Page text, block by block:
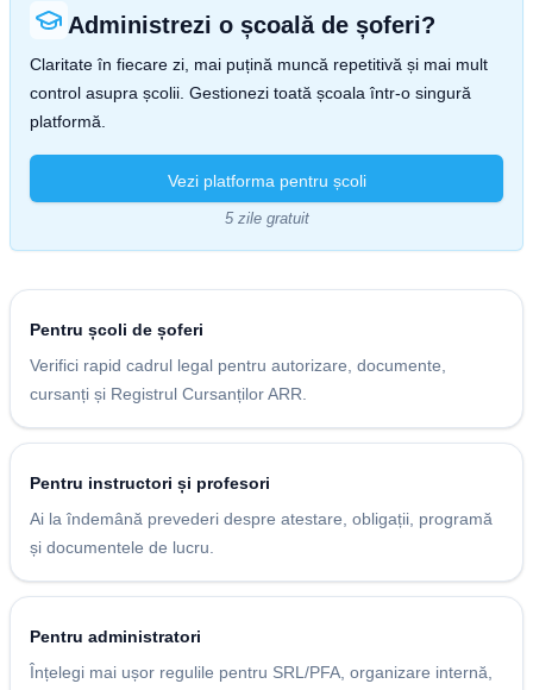
Administrezi o școală de șoferi?
Claritate în fiecare zi, mai puțină muncă repetitivă și mai mult
control asupra școlii. Gestionezi toată școala într-o singură
platformă.
Vezi platforma pentru școli
5 zile gratuit
Pentru școli de șoferi
Verifici rapid cadrul legal pentru autorizare, documente,
cursanți și Registrul Cursanților ARR.
Pentru instructori și profesori
Ai la îndemână prevederi despre atestare, obligații, programă
și documentele de lucru.
Pentru administratori
Înțelegi mai ușor regulile pentru SRL/PFA, organizare internă,